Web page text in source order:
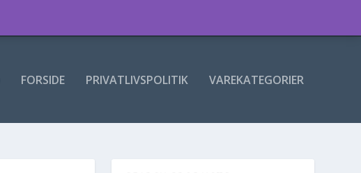
FORSIDE PRIVATLIVSPOLITIK VAREKATEGORIER